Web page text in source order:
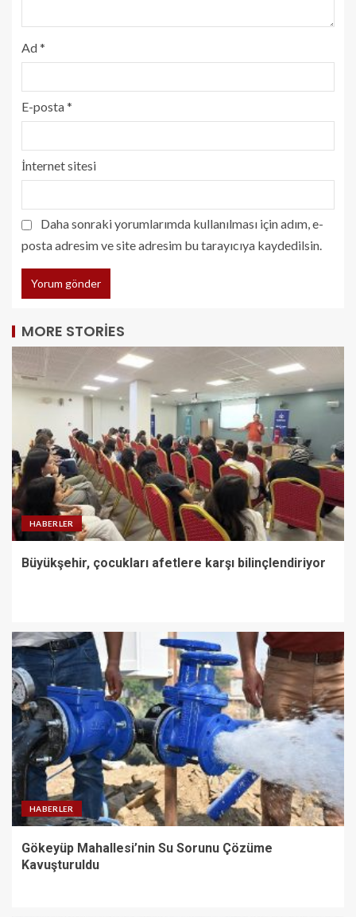
Ad*
E-posta*
İnternet sitesi
Daha sonraki yorumlarımda kullanılması için adım, e-
posta adresim ve site adresim bu tarayıcıya kaydedilsin.
MORE STORIES
HABERLER
Büyükşehir, çocukları afetlere karşı bilinçlendiriyor
HABERLER
Gökeyüp Mahallesi’nin Su Sorunu Çözüme
Kavuşturuldu